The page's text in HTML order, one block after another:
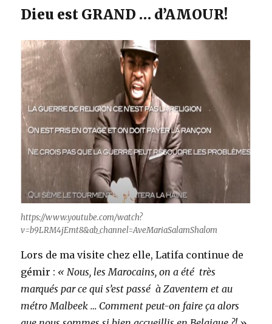
Dieu est GRAND … d’AMOUR!
https://www.youtube.com/watch?
v=b9LRM4jEmt8&ab_channel=AveMariaSalamShalom
Lors de ma visite chez elle, Latifa continue de
gémir : « Nous, les Marocains, on a été très
marqués par ce qui s’est passé à Zaventem et au
métro Malbeek … Comment peut-on faire ça alors